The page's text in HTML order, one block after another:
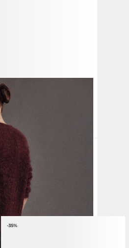
-35%